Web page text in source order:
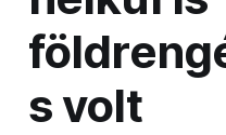
s volt